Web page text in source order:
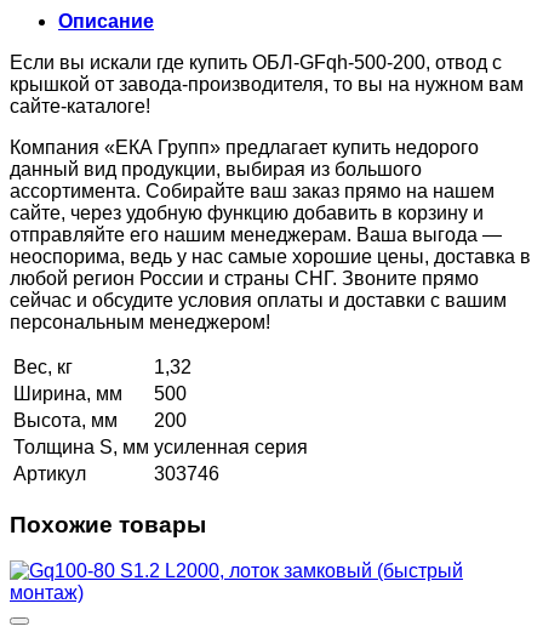
Описание
Если вы искали где купить ОБЛ-GFqh-500-200, отвод с
крышкой от завода-производителя, то вы на нужном вам
сайте-каталоге!
Компания «ЕКА Групп» предлагает купить недорого
данный вид продукции, выбирая из большого
ассортимента. Собирайте ваш заказ прямо на нашем
сайте, через удобную функцию добавить в корзину и
отправляйте его нашим менеджерам. Ваша выгода —
неоспорима, ведь у нас самые хорошие цены, доставка в
любой регион России и страны СНГ. Звоните прямо
сейчас и обсудите условия оплаты и доставки с вашим
персональным менеджером!
Вес, кг
1,32
Ширина, мм
500
Высота, мм
200
Толщина S, мм усиленная серия
Артикул
303746
Похожие товары